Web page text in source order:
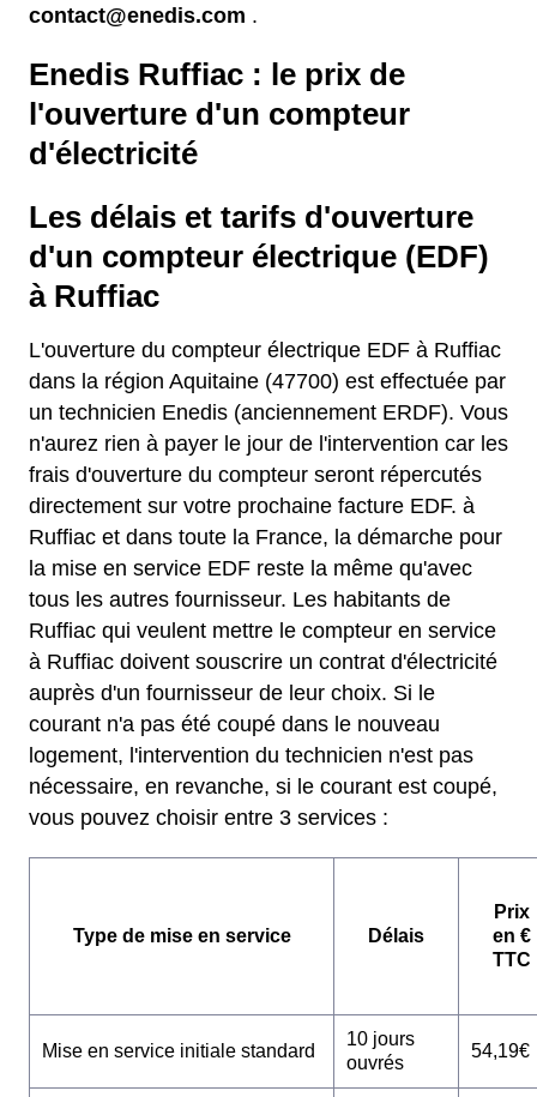
contact@enedis.com .
Enedis Ruffiac : le prix de
l'ouverture d'un compteur
d'électricité
Les délais et tarifs d'ouverture
d'un compteur électrique (EDF)
à Ruffiac
L'ouverture du compteur électrique EDF à Ruffiac
dans la région Aquitaine (47700) est effectuée par
un technicien Enedis (anciennement ERDF). Vous
n'aurez rien à payer le jour de l'intervention car les
frais d'ouverture du compteur seront répercutés
directement sur votre prochaine facture EDF. à
Ruffiac et dans toute la France, la démarche pour
la mise en service EDF reste la même qu'avec
tous les autres fournisseur. Les habitants de
Ruffiac qui veulent mettre le compteur en service
à Ruffiac doivent souscrire un contrat d'électricité
auprès d'un fournisseur de leur choix. Si le
courant n'a pas été coupé dans le nouveau
logement, l'intervention du technicien n'est pas
nécessaire, en revanche, si le courant est coupé,
vous pouvez choisir entre 3 services :
Type de mise en service Délais
Prix
en €
TTC
Mise en service initiale standard
10 jours
ouvrés
54,19€